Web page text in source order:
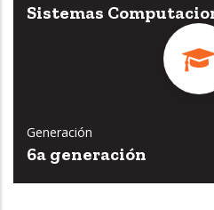
Sistemas
Generación
6a generación